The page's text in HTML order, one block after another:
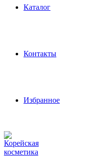
Каталог
Контакты
Избранное